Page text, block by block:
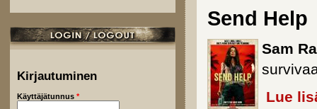
Kirjautuminen
Käyttäjätunnus *
Send Help
Sam
Lue